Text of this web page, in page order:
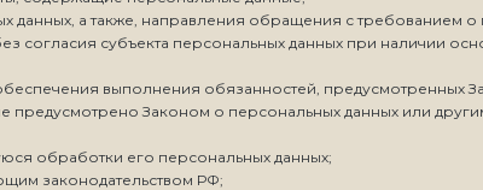
данных, а также, направления обращения с требованием
субъекта персональных данных при наличии
выполнения обязанностей, предусмотренных
предусмотрено Законом о персональных данных или
обработки его персональных данных;
законодательством РФ;